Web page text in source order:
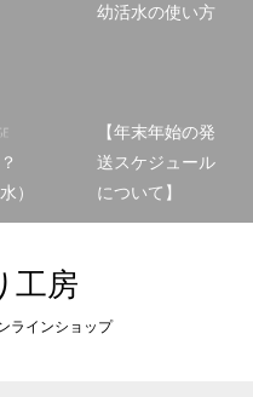
幼活水の使い方
）
【年末年始の発
送スケジュール
について】
工房
ラインショップ